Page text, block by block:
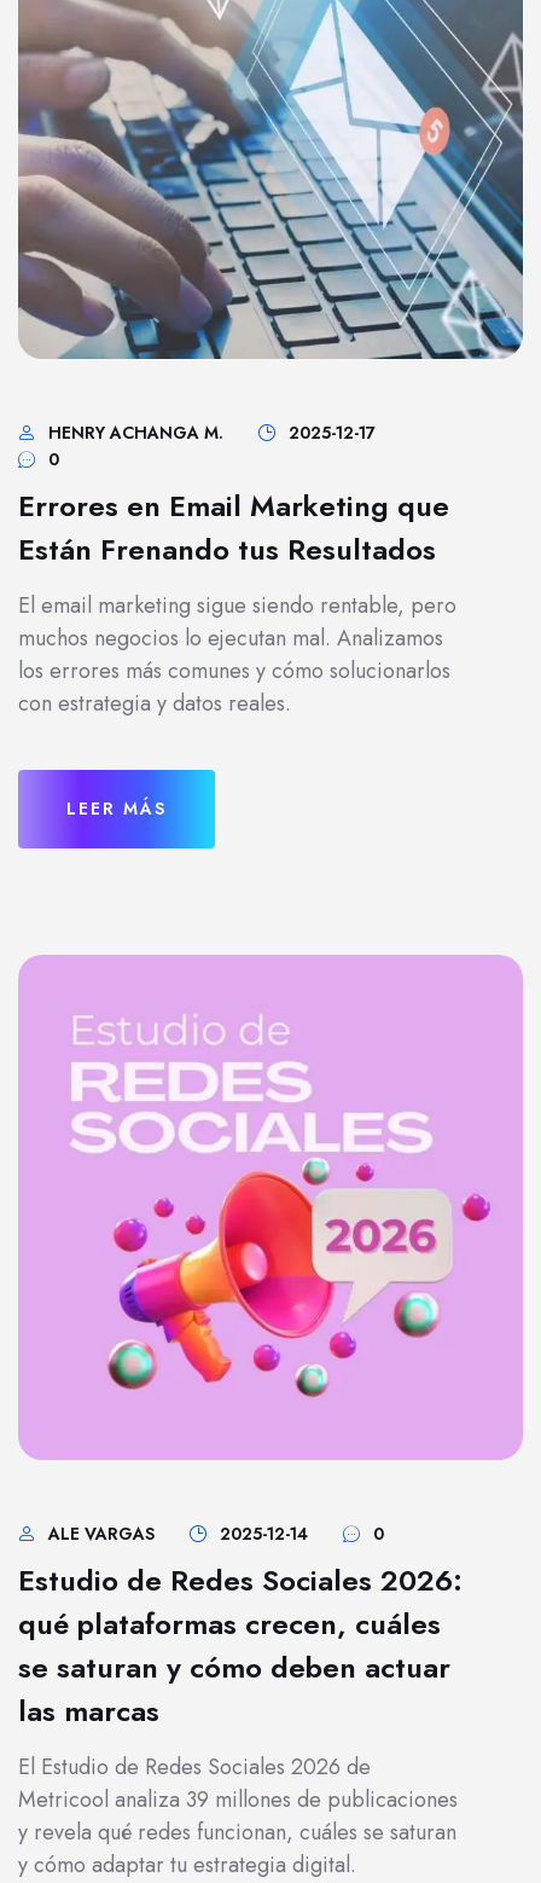
HENRY ACHANGA M.
2025-12-17
0
Errores en Email Marketing que
Están Frenando tus Resultados
El email marketing sigue siendo rentable, pero
muchos negocios lo ejecutan mal. Analizamos
los errores más comunes y cómo solucionarlos
con estrategia y datos reales.
LEER MÁS
ALE VARGAS 2025-12-14 0
Estudio de Redes Sociales 2026:
qué plataformas crecen, cuáles
se saturan y cómo deben actuar
las marcas
El Estudio de Redes Sociales 2026 de
Metricool analiza 39 millones de publicaciones
y revela qué redes funcionan, cuáles se saturan
y cómo adaptar tu estrategia digital.